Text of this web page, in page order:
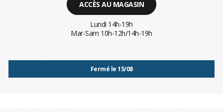
ACCÈS AU MAGASIN
Lundi 14h-19h
Mar-Sam 10h-12h/14h-19h
Fermé le 15/08